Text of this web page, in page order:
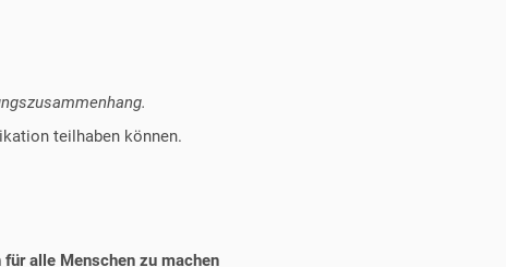
teilhaben können.
alle Menschen zu machen